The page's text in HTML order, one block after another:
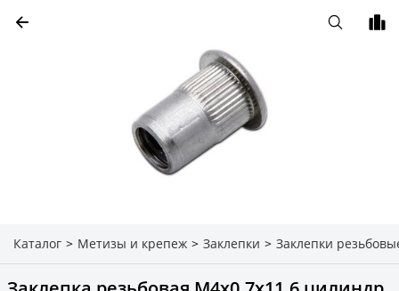
Каталог > Метизы и крепеж > Заклепки > Заклепки